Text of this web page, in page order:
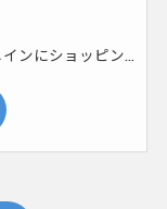
有限会社海星浜松機搬では、静岡県内をメインにショッピングモールなどの大型施設や自動車工場などにおいて、大型設備機器設置工事を行っています。空調設備や機械など、設置する機器は様々です。 まずはフォークリフトやクレーンで大型設備機器の荷下ろしをします。その後台車で運び、設置していきます。大型になるのでなるべく力を使わないように台車で運び設置していきます。その後機器を分解したり、倒したり、斜めに入れたり、一筋縄ではいかないこともしばしば。現場毎に設置する機器も違うので、その都度どうやって搬入するかを考えなければいけません。無事に搬入出来たらそれが正解！あなたの答えを見つけていきましょう！